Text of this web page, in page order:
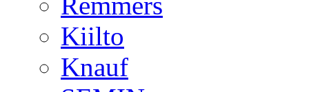
Kiilto
Knauf